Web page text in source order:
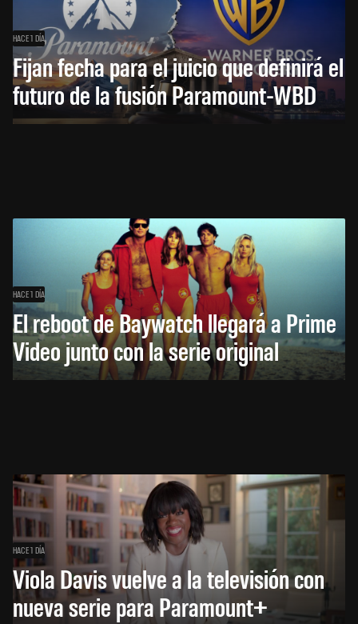
HACE 1 DÍA
Fijan fecha para el juicio que definirá el
futuro de la fusión Paramount-WBD
HACE 1 DÍA
El reboot de Baywatch llegará a Prime
Video junto con la serie original
HACE 1 DÍA
Viola Davis vuelve a la televisión con
nueva serie para Paramount+